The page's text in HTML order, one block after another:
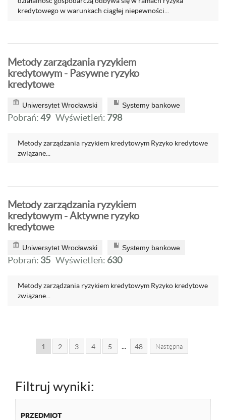
kredytowego w wa­runkach ciągłej niepewności...
Metody zarządzania ryzykiem
kredytowym - Pasywne ryzyko
kredytowe
Uniwersytet Wrocławski Systemy bankowe
Pobrań:49 Wyświetleń: 798
Metody zarządzania ryzykiem kredytowym Ryzyko kredytowe
związane...
Metody zarządzania ryzykiem
kredytowym - Aktywne ryzyko
kredytowe
Uniwersytet Wrocławski Systemy bankowe
Pobrań: 35 Wyświetleń: 630
Metody zarządzania ryzykiem kredytowym Ryzyko kredytowe
związane...
1 2 3 4 5 48 Następna
Filtruj wyniki:
PRZEDMIOT